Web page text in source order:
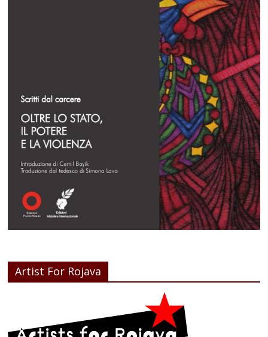
Artist For Rojava